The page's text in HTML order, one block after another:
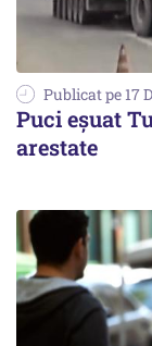
Publicat pe 17
Puci eșuat
arestate